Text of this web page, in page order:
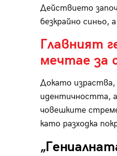
Действието
безкрайно
Главният
мечтае за
Докато
идентичността, а
човешките
като разходка